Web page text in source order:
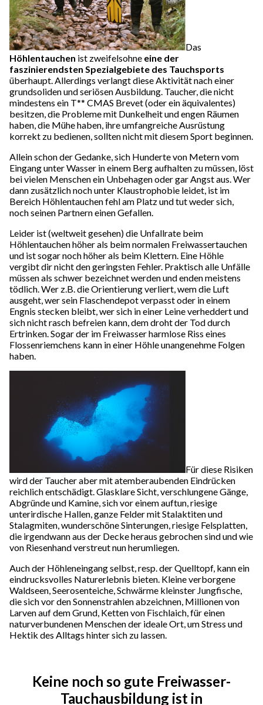
Das
Höhlentauchen ist zweifelsohne eine der
faszinierendsten Spezialgebiete des Tauchsports
überhaupt. Allerdings verlangt diese Aktivität nach einer
grundsoliden und seriösen Ausbildung. Taucher, die nicht
mindestens ein T** CMAS Brevet (oder ein äquivalentes)
besitzen, die Probleme mit Dunkelheit und engen Räumen
haben, die Mühe haben, ihre umfangreiche Ausrüstung
korrekt zu bedienen, sollten nicht mit diesem Sport beginnen.
Allein schon der Gedanke, sich Hunderte von Metern vom
Eingang unter Wasser in einem Berg aufhalten zu müssen, löst
bei vielen Menschen ein Unbehagen oder gar Angst aus. Wer
dann zusätzlich noch unter Klaustrophobie leidet, ist im
Bereich Höhlentauchen fehl am Platz und tut weder sich,
noch seinen Partnern einen Gefallen.
Leider ist (weltweit gesehen) die Unfallrate beim
Höhlentauchen höher als beim normalen Freiwassertauchen
und ist sogar noch höher als beim Klettern. Eine Höhle
vergibt dir nicht den geringsten Fehler. Praktisch alle Unfälle
müssen als schwer bezeichnet werden und enden meistens
tödlich. Wer z.B. die Orientierung verliert, wem die Luft
ausgeht, wer sein Flaschendepot verpasst oder in einem
Engnis stecken bleibt, wer sich in einer Leine verheddert und
sich nicht rasch befreien kann, dem droht der Tod durch
Ertrinken. Sogar der im Freiwasser harmlose Riss eines
Flossenriemchens kann in einer Höhle unangenehme Folgen
haben.
Für diese Risiken
wird der Taucher aber mit atemberaubenden Eindrücken
reichlich entschädigt. Glasklare Sicht, verschlungene Gänge,
Abgründe und Kamine, sich vor einem auftun, riesige
unterirdische Hallen, ganze Felder mit Stalaktiten und
Stalagmiten, wunderschöne Sinterungen, riesige Felsplatten,
die irgendwann aus der Decke heraus gebrochen sind und wie
von Riesenhand verstreut nun herumliegen.
Auch der Höhleneingang selbst, resp. der Quelltopf, kann ein
eindrucksvolles Naturerlebnis bieten. Kleine verborgene
Waldseen, Seerosenteiche, Schwärme kleinster Jungfische,
die sich vor den Sonnenstrahlen abzeichnen, Millionen von
Larven auf dem Grund, Ketten von Fischlaich, für einen
naturverbundenen Menschen der ideale Ort, um Stress und
Hektik des Alltags hinter sich zu lassen.
Keine noch so gute Freiwasser-
Tauchausbildung ist in